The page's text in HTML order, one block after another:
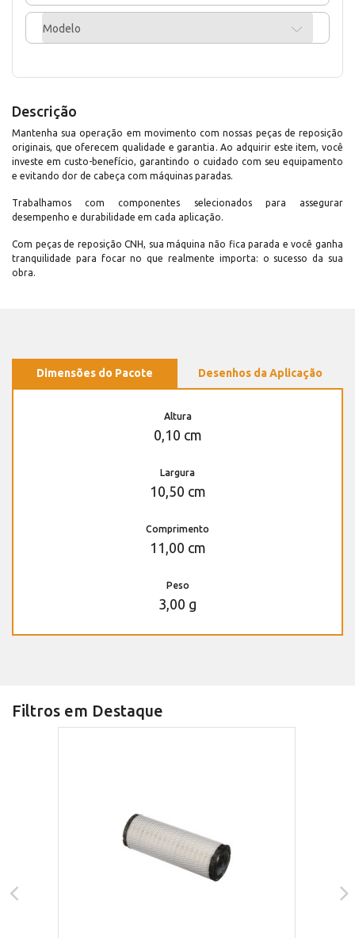
Modelo
Descrição
Mantenha sua operação em movimento com nossas peças de reposição
originais, que oferecem qualidade e garantia. Ao adquirir este item, você
investe em custo-benefício, garantindo o cuidado com seu equipamento
e evitando dor de cabeça com máquinas paradas.
Trabalhamos com componentes selecionados para assegurar
desempenho e durabilidade em cada aplicação.
Com peças de reposição CNH, sua máquina não fica parada e você ganha
tranquilidade para focar no que realmente importa: o sucesso da sua
obra.
Dimensões do Pacote Desenhos da Aplicação
Altura
0,10 cm
Largura
10,50 cm
Comprimento
11,00 cm
Peso
3,00 g
Filtros em Destaque